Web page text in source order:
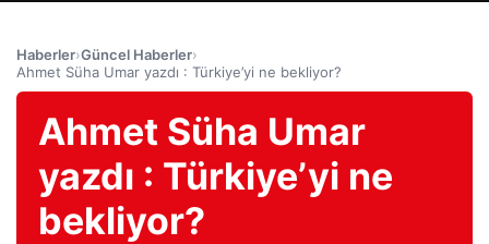
Haberler›Güncel Haberler›
Ahmet Süha Umar yazdı : Türkiye’yi ne bekliyor?
Ahmet Süha Umar
yazdı : Türkiye’yi ne
bekliyor?